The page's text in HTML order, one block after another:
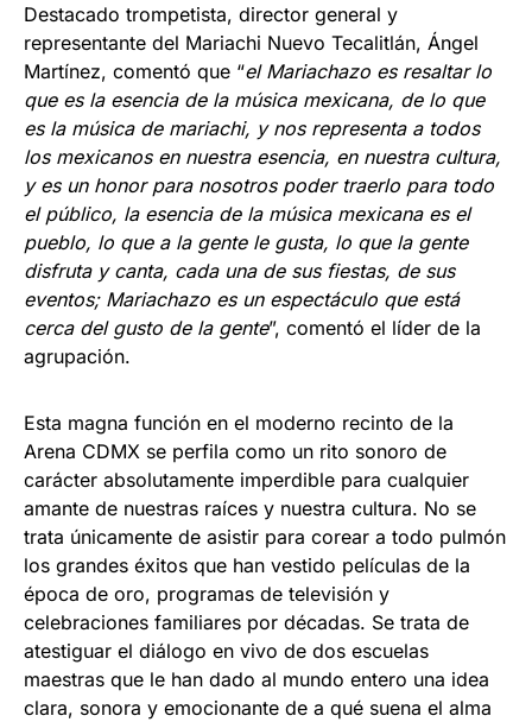
Destacado trompetista, director general y
representante del Mariachi Nuevo Tecalitlán, Ángel
Martínez, comentó que “el Mariachazo es resaltar lo
que es la esencia de la música mexicana, de lo que
es la música de mariachi, y nos representa a todos
los mexicanos en nuestra esencia, en nuestra cultura,
y es un honor para nosotros poder traerlo para todo
el público, la esencia de la música mexicana es el
pueblo, lo que a la gente le gusta, lo que la gente
disfruta y canta, cada una de sus fiestas, de sus
eventos; Mariachazo es un espectáculo que está
cerca del gusto de la gente”, comentó el líder de la
agrupación.
Esta magna función en el moderno recinto de la
Arena CDMX se perfila como un rito sonoro de
carácter absolutamente imperdible para cualquier
amante de nuestras raíces y nuestra cultura. No se
trata únicamente de asistir para corear a todo pulmón
los grandes éxitos que han vestido películas de la
época de oro, programas de televisión y
celebraciones familiares por décadas. Se trata de
atestiguar el diálogo en vivo de dos escuelas
maestras que le han dado al mundo entero una idea
clara, sonora y emocionante de a qué suena el alma